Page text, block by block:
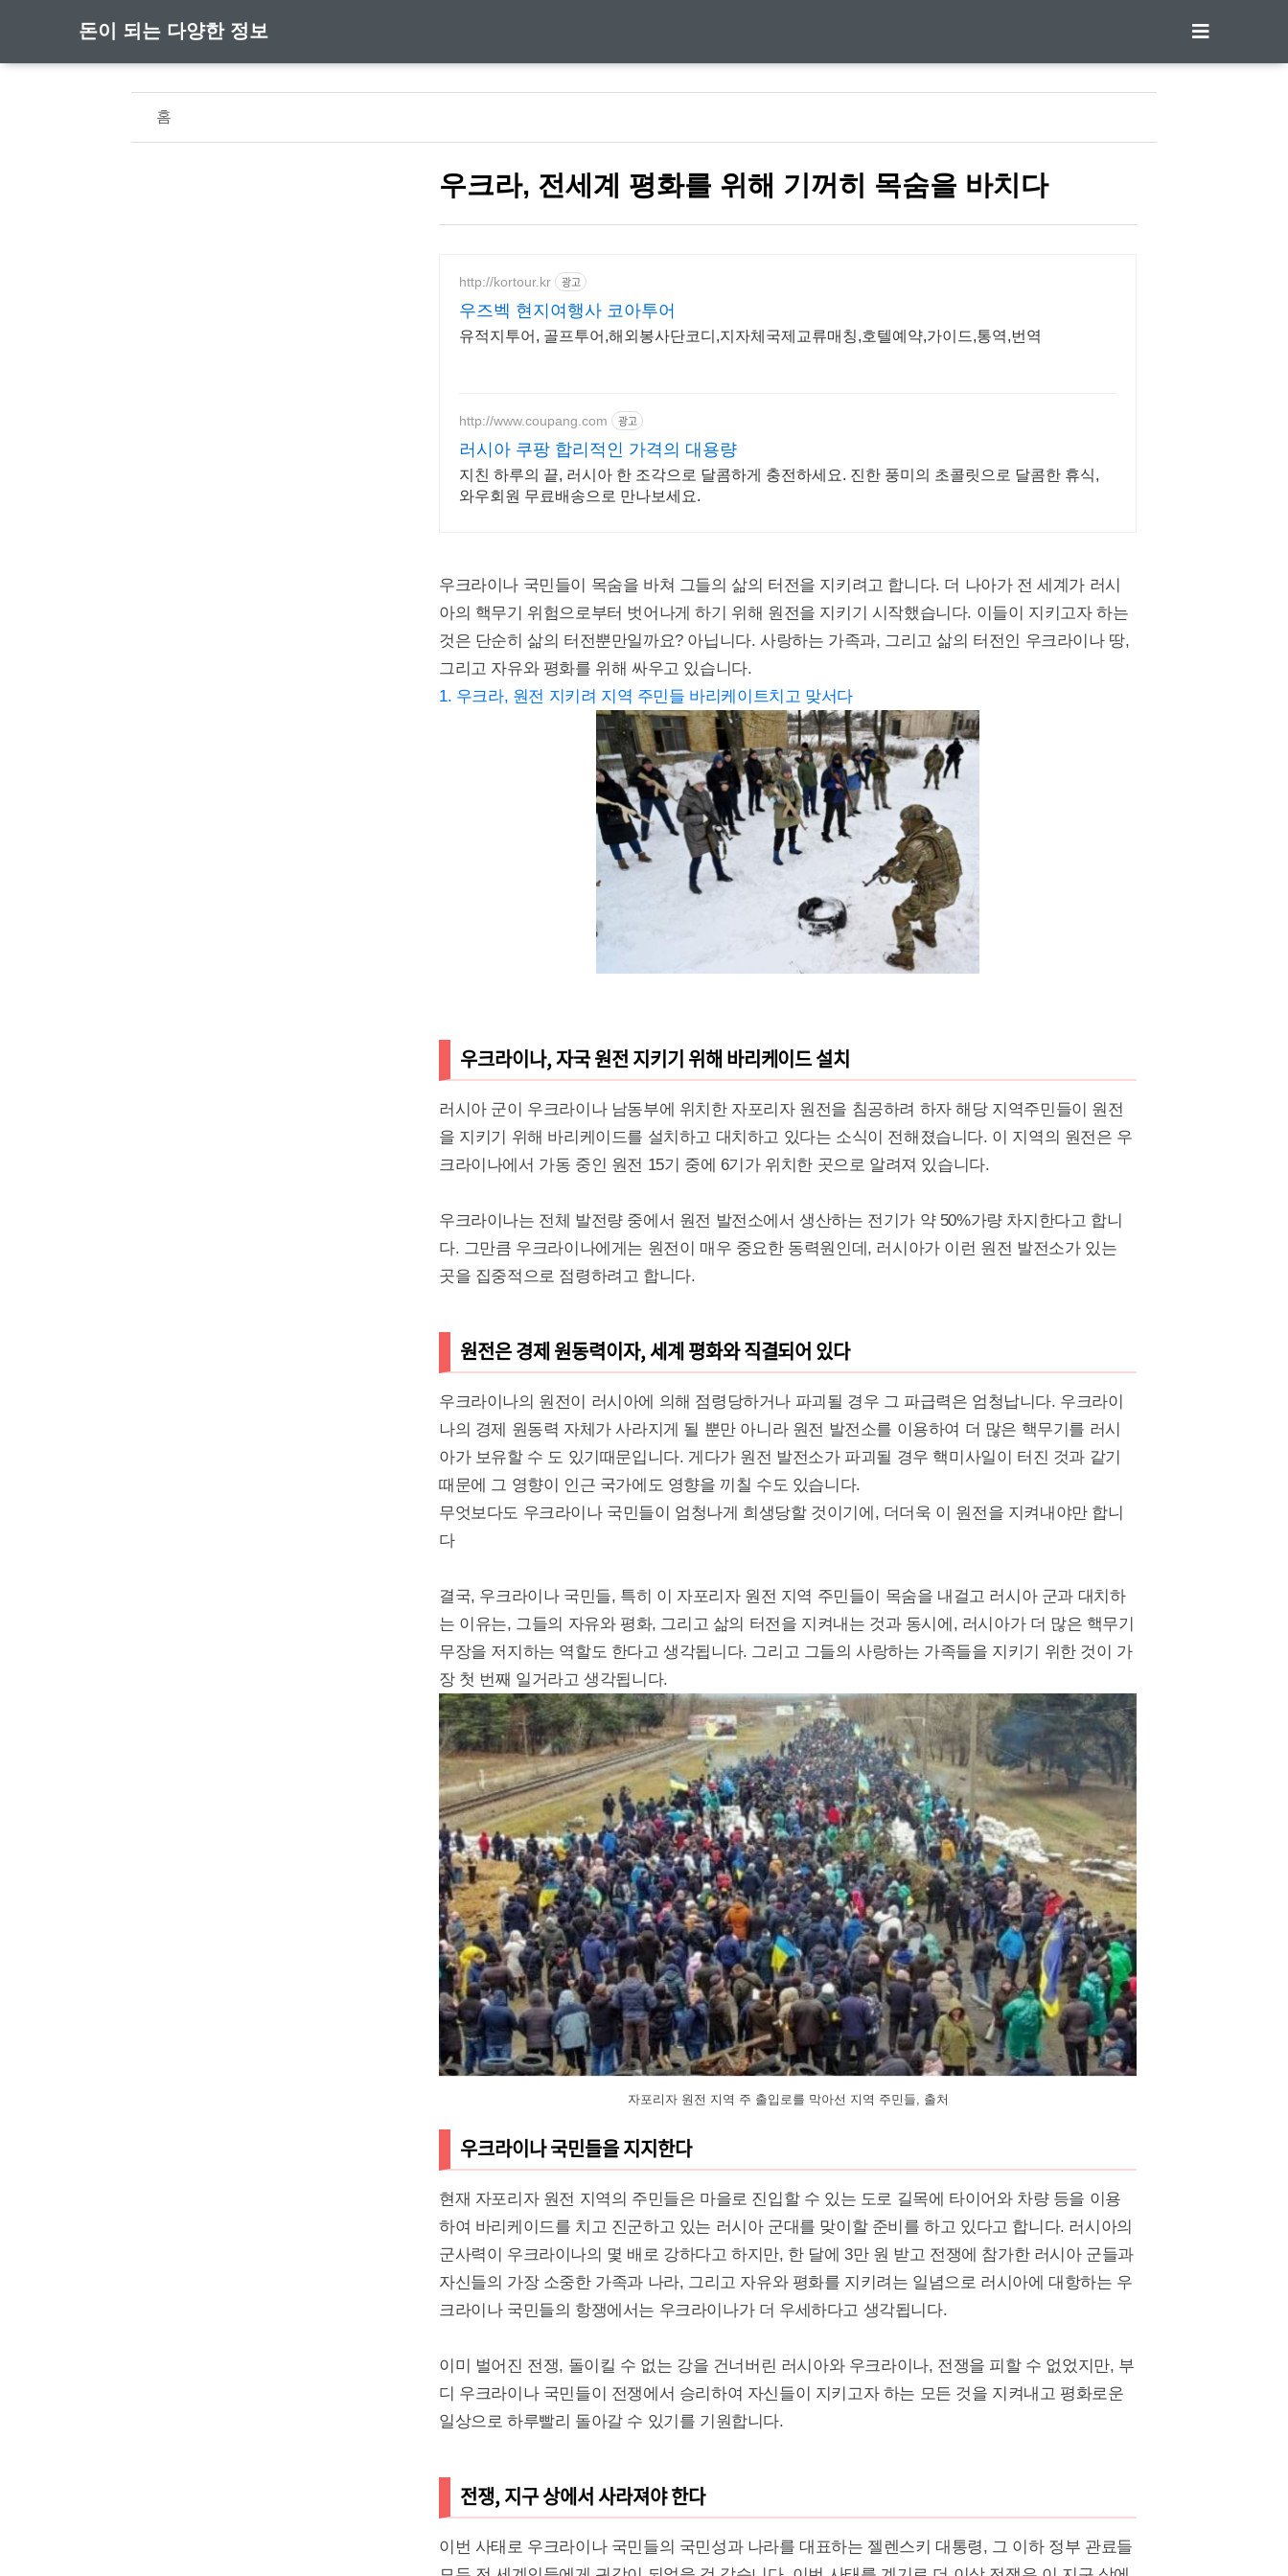
돈이 되는 다양한 정보
홈
우크라, 전세계 평화를 위해 기꺼히 목숨을 바치다
http://kortour.kr 광고
우즈벡 현지여행사 코아투어
유적지투어, 골프투어,해외봉사단코디,지자체국제교류매칭,호텔예약,가이드,통역,번역
http://www.coupang.com 광고
러시아 쿠팡 합리적인 가격의 대용량
지친 하루의 끝, 러시아 한 조각으로 달콤하게 충전하세요. 진한 풍미의 초콜릿으로 달콤한 휴식,
와우회원 무료배송으로 만나보세요.
우크라이나 국민들이 목숨을 바쳐 그들의 삶의 터전을 지키려고 합니다. 더 나아가 전 세계가 러시
아의 핵무기 위험으로부터 벗어나게 하기 위해 원전을 지키기 시작했습니다. 이들이 지키고자 하는
것은 단순히 삶의 터전뿐만일까요? 아닙니다. 사랑하는 가족과, 그리고 삶의 터전인 우크라이나 땅,
그리고 자유와 평화를 위해 싸우고 있습니다.
1. 우크라, 원전 지키려 지역 주민들 바리케이트치고 맞서다
우크라이나, 자국 원전 지키기 위해 바리케이드 설치
러시아 군이 우크라이나 남동부에 위치한 자포리자 원전을 침공하려 하자 해당 지역주민들이 원전
을 지키기 위해 바리케이드를 설치하고 대치하고 있다는 소식이 전해졌습니다. 이 지역의 원전은 우
크라이나에서 가동 중인 원전 15기 중에 6기가 위치한 곳으로 알려져 있습니다.
우크라이나는 전체 발전량 중에서 원전 발전소에서 생산하는 전기가 약 50%가량 차지한다고 합니
다. 그만큼 우크라이나에게는 원전이 매우 중요한 동력원인데, 러시아가 이런 원전 발전소가 있는
곳을 집중적으로 점령하려고 합니다.
원전은 경제 원동력이자, 세계 평화와 직결되어 있다
우크라이나의 원전이 러시아에 의해 점령당하거나 파괴될 경우 그 파급력은 엄청납니다. 우크라이
나의 경제 원동력 자체가 사라지게 될 뿐만 아니라 원전 발전소를 이용하여 더 많은 핵무기를 러시
아가 보유할 수 도 있기때문입니다. 게다가 원전 발전소가 파괴될 경우 핵미사일이 터진 것과 같기
때문에 그 영향이 인근 국가에도 영향을 끼칠 수도 있습니다.
무엇보다도 우크라이나 국민들이 엄청나게 희생당할 것이기에, 더더욱 이 원전을 지켜내야만 합니
다
결국, 우크라이나 국민들, 특히 이 자포리자 원전 지역 주민들이 목숨을 내걸고 러시아 군과 대치하
는 이유는, 그들의 자유와 평화, 그리고 삶의 터전을 지켜내는 것과 동시에, 러시아가 더 많은 핵무기
무장을 저지하는 역할도 한다고 생각됩니다. 그리고 그들의 사랑하는 가족들을 지키기 위한 것이 가
장 첫 번째 일거라고 생각됩니다.
자포리자 원전 지역 주 출입로를 막아선 지역 주민들, 출처
우크라이나 국민들을 지지한다
현재 자포리자 원전 지역의 주민들은 마을로 진입할 수 있는 도로 길목에 타이어와 차량 등을 이용
하여 바리케이드를 치고 진군하고 있는 러시아 군대를 맞이할 준비를 하고 있다고 합니다. 러시아의
군사력이 우크라이나의 몇 배로 강하다고 하지만, 한 달에 3만 원 받고 전쟁에 참가한 러시아 군들과
자신들의 가장 소중한 가족과 나라, 그리고 자유와 평화를 지키려는 일념으로 러시아에 대항하는 우
크라이나 국민들의 항쟁에서는 우크라이나가 더 우세하다고 생각됩니다.
이미 벌어진 전쟁, 돌이킬 수 없는 강을 건너버린 러시아와 우크라이나, 전쟁을 피할 수 없었지만, 부
디 우크라이나 국민들이 전쟁에서 승리하여 자신들이 지키고자 하는 모든 것을 지켜내고 평화로운
일상으로 하루빨리 돌아갈 수 있기를 기원합니다.
전쟁, 지구 상에서 사라져야 한다
이번 사태로 우크라이나 국민들의 국민성과 나라를 대표하는 젤렌스키 대통령, 그 이하 정부 관료들